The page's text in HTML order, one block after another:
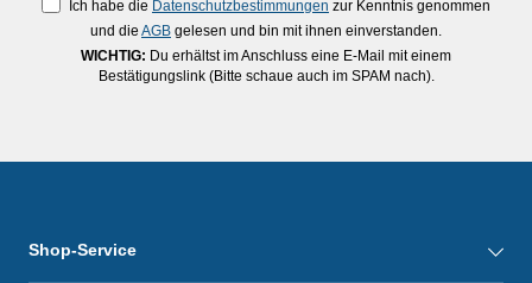
Ich habe die Datenschutzbestimmungen zur Kenntnis genommen
und die AGB gelesen und bin mit ihnen einverstanden.
WICHTIG: Du erhältst im Anschluss eine E-Mail mit einem
Bestätigungslink (Bitte schaue auch im SPAM nach).
Shop-Service